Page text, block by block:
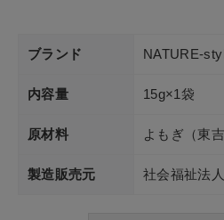
ブランド NATURE-
内容量 15g×1袋
原材料 よもぎ（東
製造販売元 社会福祉法